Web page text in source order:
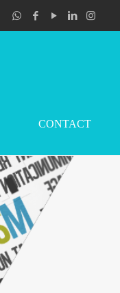
CONTACT